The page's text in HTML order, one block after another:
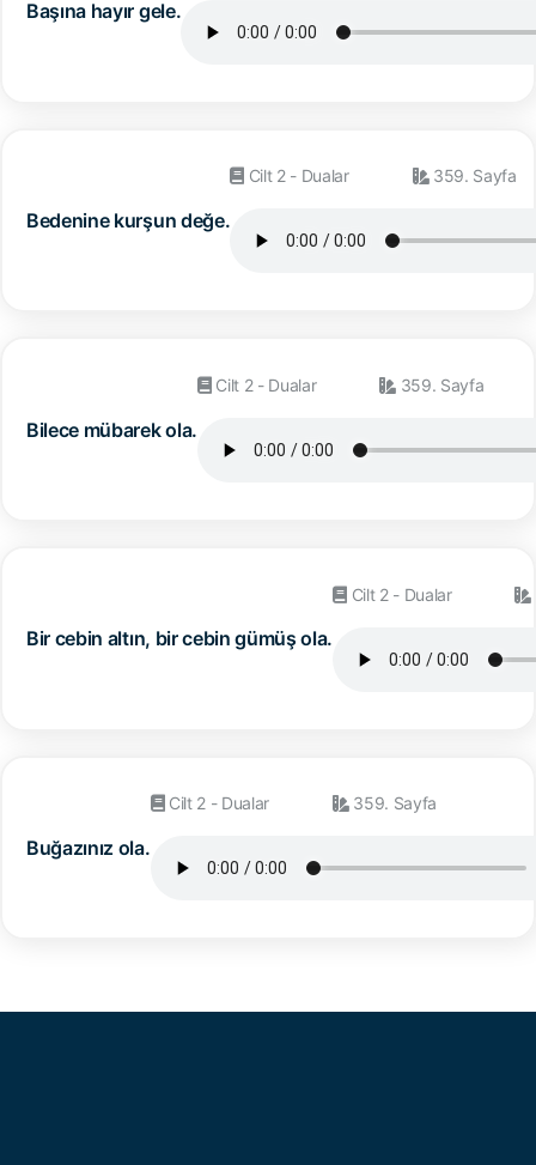
Başına hayır gele.
Bedenine kurşun değe.
Cilt 2 - Dualar 359. Sayfa
Bilece mübarek ola.
Cilt 2 - Dualar 359. Sayfa
Bir cebin altın, bir cebin gümüş ola.
Cilt 2 - Dualar
Buğazınız ola.
Cilt 2 - Dualar 359. Sayfa